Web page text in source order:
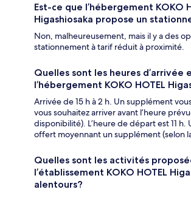
Est-ce que l’hébergement KOKO
Higashiosaka propose un
Non, malheureusement, mais il y a des
stationnement à tarif réduit à proximité.
Quelles sont les heures d’arrivée
l’hébergement KOKO HOTEL
Arrivée de 15 h à 2 h. Un supplément
vous souhaitez arriver avant l’heure
disponibilité). L’heure de départ est 11
offert moyennant un supplément (selon
Quelles sont les activités
l’établissement KOKO HOTEL
alentours?